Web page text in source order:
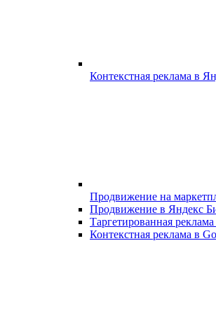
Контекстная реклама в
Продвижение на
Продвижение в Яндекс
Таргетированная
Контекстная реклама в